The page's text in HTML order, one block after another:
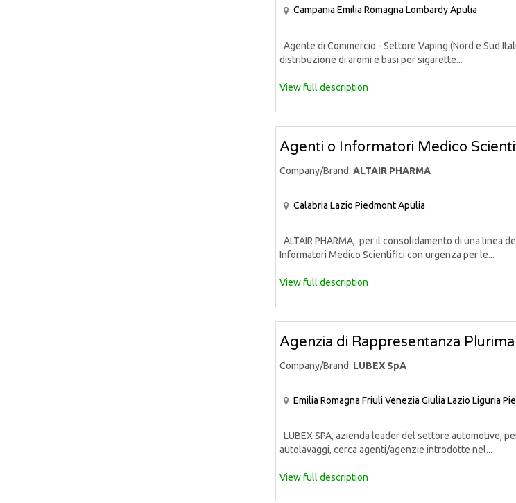
Campania Emilia Romagna LombardyApulia
Agente di Commercio - Settore Vaping (Nord e Sud
distribuzione di aromi e basi per sigarette...
View full description
Agenti o Informatori Medico
Company/Brand: ALTAIR PHARMA
Calabria Lazio PiedmontApulia
ALTAIR PHARMA, per il consolidamento di una linea
Informatori Medico Scientifici con urgenza per le...
View full description
Agenzia di Rappresentanza
Company/Brand: LUBEX SpA
Emilia Romagna Friuli Venezia Giulia Lazio Liguria
LUBEX SPA, azienda leader del settore automotive,
autolavaggi, cerca agenti/agenzie introdotte nel...
View full description